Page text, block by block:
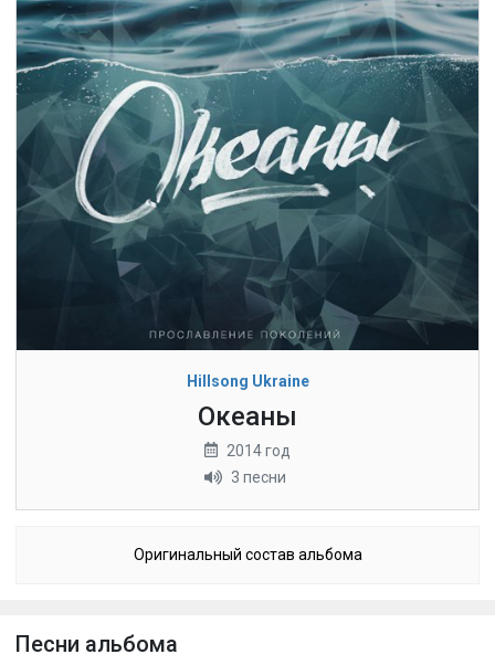
Hillsong Ukraine
Океаны
2014 год
3 песни
Оригинальный состав альбома
Песни альбома